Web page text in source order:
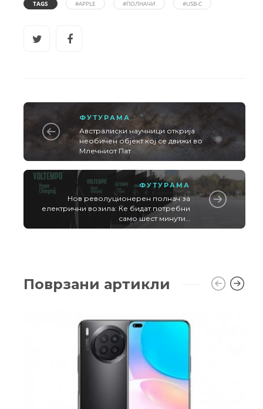
TAGS #APPLE #ПОЛНАЧИ #USB-C
ФУТУРАМА
Австралиски научници открија
необичен објект кој се движи во
Млечниот Пат
ФУТУРАМА
Нов револуционерен полнач за
електрични возила: Ќе бидат потребни
само шест минути…
Поврзани артикли